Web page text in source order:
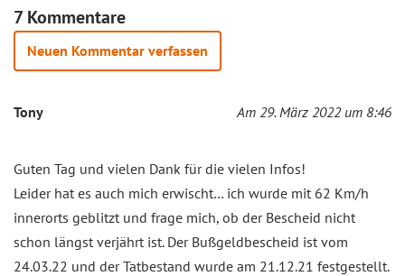
7 Kommentare
Neuen Kommentar verfassen
Tony Am 29. März 2022 um 8:46
Guten Tag und vielen Dank für die vielen Infos!
Leider hat es auch mich erwischt… ich wurde mit 62 Km/h
innerorts geblitzt und frage mich, ob der Bescheid nicht
schon längst verjährt ist. Der Bußgeldbescheid ist vom
24.03.22 und der Tatbestand wurde am 21.12.21 festgestellt.